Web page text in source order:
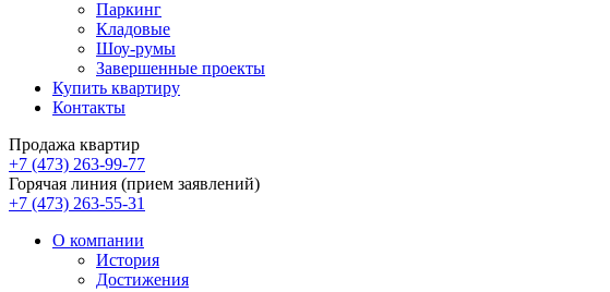
Паркинг
Кладовые
Шоу-румы
Завершенные проекты
Купить квартиру
Контакты
Продажа квартир
+7 (473) 263-99-77
Горячая линия (прием заявлений)
+7 (473) 263-55-31
О компании
История
Достижения